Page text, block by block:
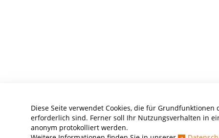
Diese Seite verwendet Cookies, die für Grundfunktionen
erforderlich sind. Ferner soll Ihr Nutzungsverhalten in
anonym protokolliert werden.